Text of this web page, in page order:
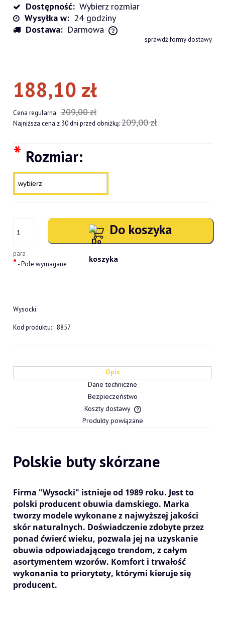
Dostępność: Wybierz rozmiar
Wysyłka w: 24 godziny
Dostawa: Darmowa
Cena nie zawiera ewentualnych kosztów płatnościsprawdź formy dostawy
188,10 zł
Cena regularna: 209,00 zł
Najniższa cena z 30 dni przed obniżką:209,00 zł
* Rozmiar:
para
Do koszyka
* - Pole wymagane
Wysocki
Kod produktu: 8857
Opis
Dane techniczne
Bezpieczeństwo
Koszty dostawy
Produkty powiązane
Polskie buty skórzane
Firma "Wysocki" istnieje od 1989 roku. Jest to
polski producent obuwia damskiego. Marka
tworzy modele wykonane z najwyższej jakości
skór naturalnych. Doświadczenie zdobyte przez
ponad ćwierć wieku, pozwala jej na uzyskanie
obuwia odpowiadającego trendom, z całym
asortymentem wzorów. Komfort i trwałość
wykonania to priorytety, którymi kieruje się
producent.